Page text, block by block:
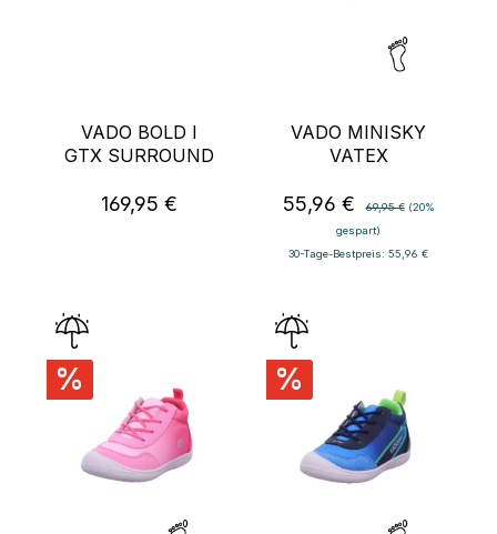
VADO BOLD I
GTX SURROUND
Regulärer Preis:
169,95 €
VADO MINISKY
VATEX
Verkaufspreis:
55,96 € 69,95 € (20%
gespart)
30-Tage-Bestpreis: 55,96 €
% %